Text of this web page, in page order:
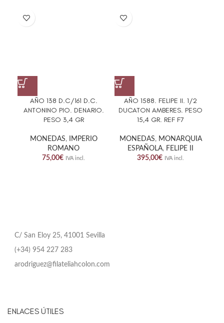
AÑO 138 D.C/161 D.C.
ANTONINO PIO. DENARIO.
PESO 3,4 GR
MONEDAS,
IMPERIO
ROMANO
75,00€ IVA incl.
AÑO 1588. FELIPE II. 1/2
DUCATON AMBERES. PESO
15,4 GR. REF F7
MONEDAS, MONARQUIA
ESPAÑOLA, FELIPE II
395,00€ IVA incl.
C/ San Eloy 25, 41001 Sevilla
(+34) 954 227 283
arodriguez@filateliahcolon.com
ENLACES ÚTILES